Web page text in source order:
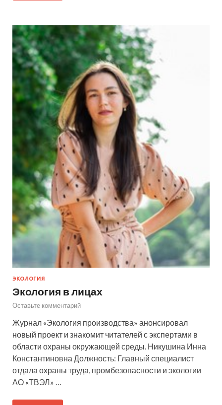
ЭКОЛОГИЯ
Экология в лицах
Оставьте комментарий
Журнал «Экология производства» анонсировал
новый проект и знакомит читателей с экспертами в
области охраны окружающей среды. Никушина Инна
Константиновна Должность: Главный специалист
отдала охраны труда, промбезопасности и экологии
АО «ТВЭЛ» …